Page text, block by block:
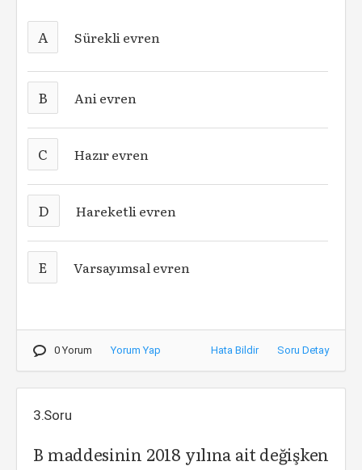
A Sürekli evren
B Ani evren
C Hazır evren
D Hareketli evren
E Varsayımsal evren
0 Yorum Yorum Yap Hata Bildir Soru Detay
3.Soru
B maddesinin 2018 yılına ait değişken